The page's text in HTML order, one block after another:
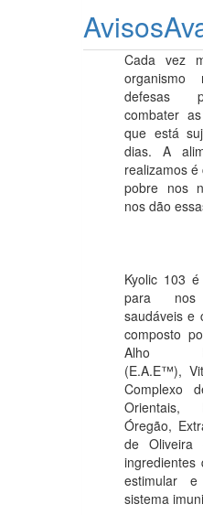
Avisos
Cada vez
organismo
defesas
combater
que está
dias. A
realizamos
pobre nos
nos dão
Kyolic 103
para nos
saudáveis e
composto
Alho
(E.A.E™),
Complexo
Orientais,
Óregão,
de Oliveira
ingredientes
estimular
sistema